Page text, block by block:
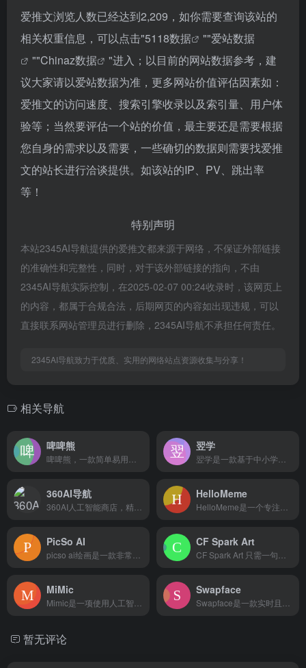
爱推文浏览人数已经达到2,209，如你需要查询该站的
相关权重信息，可以点击"5118数据 ""爱站数据
""Chinaz数据
"进入；以目前的网站数据参考，建
议大家请以爱站数据为准，更多网站价值评估因素如：
爱推文的访问速度、搜索引擎收录以及索引量、用户体
验等；当然要评估一个站的价值，最主要还是需要根据
您自身的需求以及需要，一些确切的数据则需要找爱推
文的站长进行洽谈提供。如该站的IP、PV、跳出率
等！
特别声明
本站2345AI导航提供的爱推文都来源于网络，不保证外部链接
的准确性和完整性，同时，对于该外部链接的指向，不由
2345AI导航实际控制，在2025-02-07 00:24收录时，该网页上
的内容，都属于合规合法，后期网页的内容如出现违规，可以
直接联系网站管理员进行删除，2345AI导航不承担任何责任。
2345AI导航致力于优质、实用的网络站点资源收集与分享！
相关导航
啤啤熊 翌学
360AI导航 HelloMeme
PicSo AI CF Spark Art
MiMic Swapface
暂无评论